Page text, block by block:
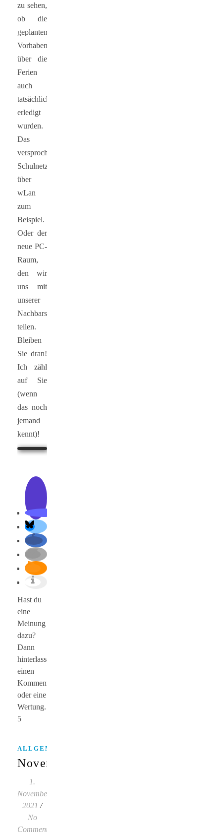
zu sehen,
ob die
geplanten
Vorhaben
über die
Ferien
auch
tatsächlich
erledigt
wurden.
Das
versprochene
Schulnetz
über
wLan
zum
Beispiel.
Oder der
neue PC-
Raum,
den wir
uns mit
unserer
Nachbarschule
teilen.
Bleiben
Sie dran!
Ich zähl
auf Sie
(wenn
das noch
jemand
kennt)!
Hast du
eine
Meinung
dazu?
Dann
hinterlasse
einen
Kommentar
oder eine
Wertung.
5
ALLGEMEINES
Novembäh!
1.
November
2021 /
No
Comments